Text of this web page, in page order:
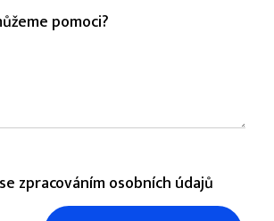
zpracováním osobních údajů